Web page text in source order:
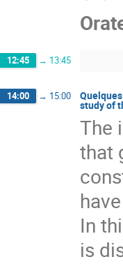
12:45 → 13:45
14:00 → 15:00
study of
The
that
In
is